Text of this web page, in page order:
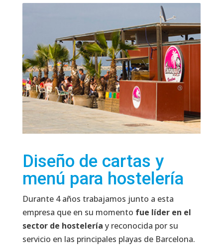
Diseño de cartas y
menú para hostelería
Durante 4 años trabajamos junto a esta
empresa que en su momento fue líder en el
sector de hostelería y reconocida por su
servicio en las principales playas de Barcelona.